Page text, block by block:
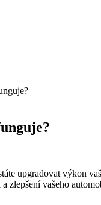
upgradovat výkon
zlepšení vašeho